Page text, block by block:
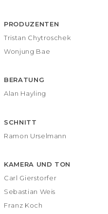
PRODUZENTEN
Tristan Chytroschek
Wonjung Bae
BERATUNG
Alan Hayling
SCHNITT
Ramon Urselmann
KAMERA UND TON
Carl Gierstorfer
Sebastian Weis
Franz Koch